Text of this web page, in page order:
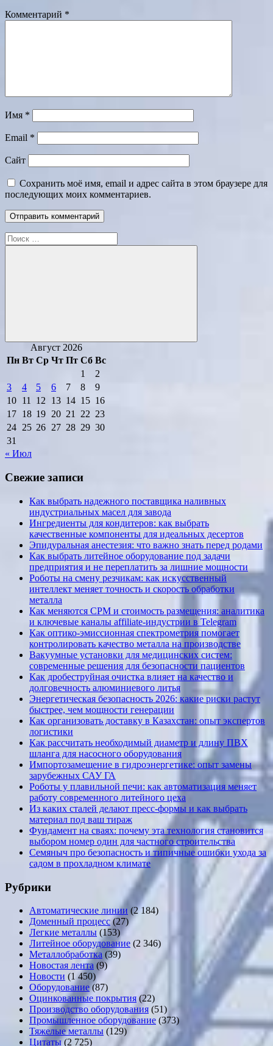
Комментарий *
Имя *
Email *
Сайт
Сохранить моё имя, email и адрес сайта в этом браузере для
последующих моих комментариев.
Поиск
для:
Поиск
Август 2026
Пн Вт Ср Чт Пт Сб Вс
1
2
3
4 5 6 7 8
9
10 11 12 13 14 15 16
17 18 19 20 21 22 23
24 25 26 27 28 29 30
31
« Июл
Свежие записи
Как выбрать надежного поставщика наливных
индустриальных масел для завода
Ингредиенты для кондитеров: как выбрать
качественные компоненты для идеальных десертов
Эпидуральная анестезия: что важно знать перед родами
Как выбрать литейное оборудование под задачи
предприятия и не переплатить за лишние мощности
Роботы на смену резчикам: как искусственный
интеллект меняет точность и скорость обработки
металла
Как меняются CPM и стоимость размещения: аналитика
и ключевые каналы affiliate-индустрии в Telegram
Как оптико-эмиссионная спектрометрия помогает
контролировать качество металла на производстве
Вакуумные установки для медицинских систем:
современные решения для безопасности пациентов
Как дробеструйная очистка влияет на качество и
долговечность алюминиевого литья
Энергетическая безопасность 2026: какие риски растут
быстрее, чем мощности генерации
Как организовать доставку в Казахстан: опыт экспертов
логистики
Как рассчитать необходимый диаметр и длину ПВХ
шланга для насосного оборудования
Импортозамещение в гидроэнергетике: опыт замены
зарубежных САУ ГА
Роботы у плавильной печи: как автоматизация меняет
работу современного литейного цеха
Из каких сталей делают пресс-формы и как выбрать
материал под ваш тираж
Фундамент на сваях: почему эта технология становится
выбором номер один для частного строительства
Семяныч про безопасность и типичные ошибки ухода за
садом в прохладном климате
Рубрики
Автоматические линии (2 184)
Доменный процесс(27)
Легкие металлы (153)
Литейное оборудование (2 346)
Металлобработка (39)
Новостая лента (9)
Новости (1 450)
Оборудование(87)
Оцинкованные покрытия (22)
Производство оборудования (51)
Промышленное оборудование (373)
Тяжелые металлы (129)
Цитаты(2 725)